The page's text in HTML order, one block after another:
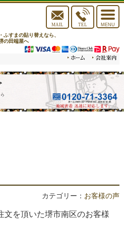
MAIL TEL
toggle
MENU
ふすまの貼り替えなら、
の田端屋へ
カテゴリー： お客様の声
文を頂いた堺市南区のお客様